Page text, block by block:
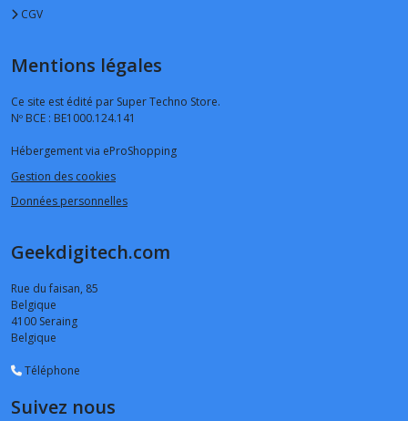
CGV
Mentions légales
Ce site est édité par Super Techno Store.
Nº BCE : BE1000.124.141
Hébergement via eProShopping
Gestion des cookies
Données personnelles
Geekdigitech.com
Rue du faisan, 85
Belgique
4100 Seraing
Belgique
Téléphone
Suivez nous